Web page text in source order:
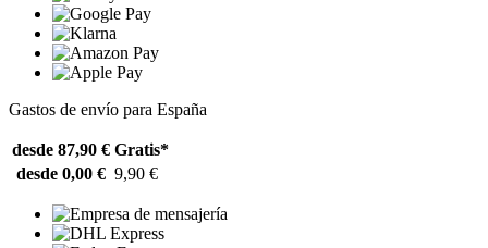
Gastos de envío para España
desde 87,90 € Gratis*
desde 0,00 € 9,90 €